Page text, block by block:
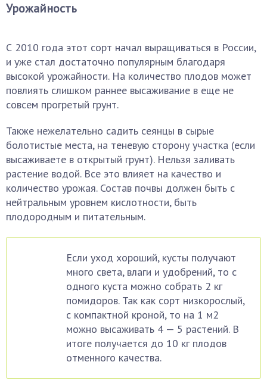
Урожайность
С 2010 года этот сорт начал выращиваться в России,
и уже стал достаточно популярным благодаря
высокой урожайности. На количество плодов может
повлиять слишком раннее высаживание в еще не
совсем прогретый грунт.
Также нежелательно садить сеянцы в сырые
болотистые места, на теневую сторону участка (если
высаживаете в открытый грунт). Нельзя заливать
растение водой. Все это влияет на качество и
количество урожая. Состав почвы должен быть с
нейтральным уровнем кислотности, быть
плодородным и питательным.
Если уход хороший, кусты получают
много света, влаги и удобрений, то с
одного куста можно собрать 2 кг
помидоров. Так как сорт низкорослый,
с компактной кроной, то на 1 м2
можно высаживать 4 — 5 растений. В
итоге получается до 10 кг плодов
отменного качества.